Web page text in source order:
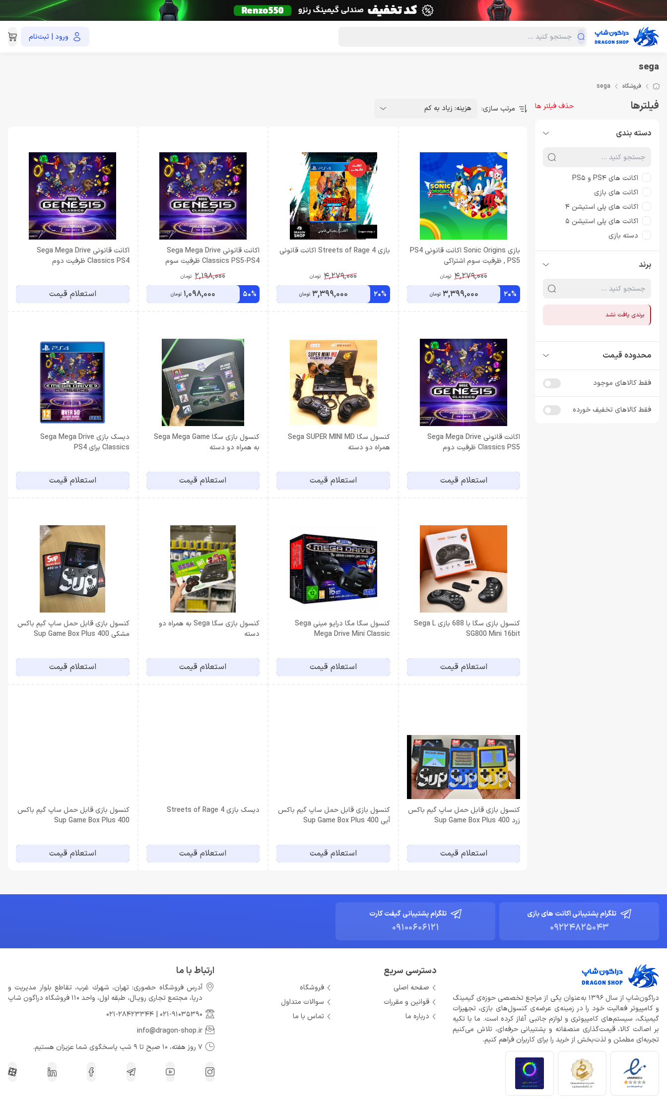
ورود | ثبت‌نام دسته‌بندی محصولات فروش ویژه 021-91035390
sega
فروشگاه sega
فیلترها حذف فیلتر ها
دسته بندی
اکانت های PS4 و PS5
اکانت های بازی
اکانت های پلی استیشن 4
اکانت های پلی استیشن 5
دسته بازی
دیسک بازی
برند
برندی یافت نشد
محدوده قیمت
فقط کالاهای موجود
فقط کالاهای تخفیف خورده
مرتب سازی: هزینه: زیاد به کم
بازی Sonic Origins اکانت قانونی PS4
, PS5 ظرفیت سوم اشتراکی
4,279,000 تومان
20%
3,399,000 تومان
بازی Streets of Rage 4 اکانت قانونی
4,279,000 تومان
20%
3,399,000 تومان
اکانت قانونی Sega Mega Drive
Classics PS5-PS4 ظرفیت سوم
2,198,000 تومان
50%
1,098,000 تومان
اکانت قانونی Sega Mega Drive
Classics PS4 ظرفیت دوم
استعلام قیمت
اکانت قانونی Sega Mega Drive
Classics PS5 ظرفیت دوم
استعلام قیمت
کنسول سگا Sega SUPER MINI MD
همراه دو دسته
استعلام قیمت
کنسول بازی سگا Sega Mega Game
به همراه دو دسته
استعلام قیمت
دیسک بازی Sega Mega Drive
Classics برای PS4
استعلام قیمت
کنسول بازی سگا با 688 بازی Sega L
SG800 Mini 16bit
استعلام قیمت
کنسول سگا مگا درایو مینی Sega
Mega Drive Mini Classic
استعلام قیمت
کنسول بازی سگا Sega به همراه دو
دسته
استعلام قیمت
کنسول بازی قابل حمل ساپ گیم باکس
مشکی Sup Game Box Plus 400
استعلام قیمت
کنسول بازی قابل حمل ساپ گیم باکس
زرد Sup Game Box Plus 400
استعلام قیمت
کنسول بازی قابل حمل ساپ گیم باکس
آبی Sup Game Box Plus 400
استعلام قیمت
دیسک بازی Streets of Rage 4
استعلام قیمت
کنسول بازی قابل حمل ساپ گیم باکس
Sup Game Box Plus 400
استعلام قیمت
تلگرام پشتیبانی اکانت های بازی
09224825043
تلگرام پشتیبانی گیفت کارت
09100606121
دراگون‌شاپ از سال 1396 به‌عنوان یکی از مراجع تخصصی حوزه‌ی گیمینگ
و کامپیوتر فعالیت خود را در زمینه‌ی عرضه‌ی کنسول‌های بازی، تجهیزات
گیمینگ، سیستم‌های کامپیوتری و لوازم جانبی آغاز کرده است. ما با تکیه
بر اصالت کالا، قیمت‌گذاری منصفانه و پشتیبانی حرفه‌ای، تلاش می‌کنیم
تجربه‌ای مطمئن و لذت‌بخش از خرید را برای کاربران فراهم کنیم.
دسترسی سریع
صفحه اصلی
فروشگاه
قوانین و مقررات
سوالات متداول
درباره ما
تماس با ما
ارتباط با ما
آدرس فروشگاه حضوری: تهران، شهرك غرب، تقاطع بلوار مدیریت و
دريا، مجتمع تجارى رويـال، طبقه اول، واحد 110 فروشگاه دراگون شاپ
021-91035390
021-28423344
info@dragon-shop.ir
7 روز هفته، 10 صبح تا 9 شب پاسخگوی شما عزیزان هستیم.